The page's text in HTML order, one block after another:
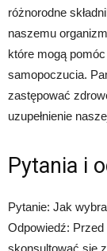
różnorodne
naszemu
które mogą
samopoczucia.
zastępować
uzupełnienie
Pytania i
Pytanie: Jak
Odpowiedź: